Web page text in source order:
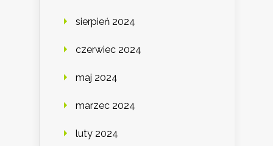
sierpień 2024
czerwiec 2024
maj 2024
marzec 2024
luty 2024